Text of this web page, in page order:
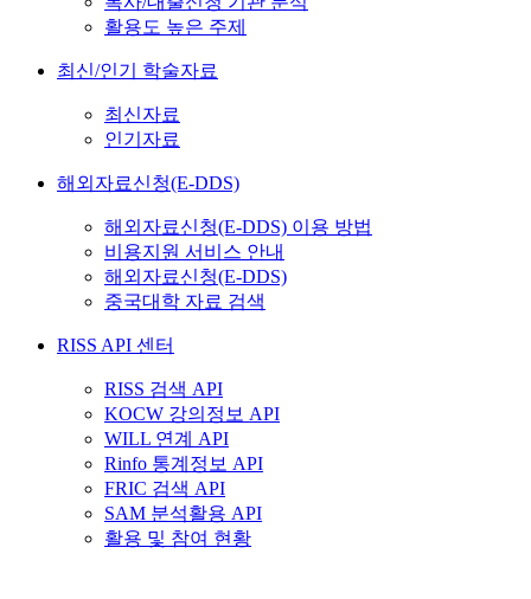
활용도 높은 주제
최신/인기 학술자료
최신자료
인기자료
해외자료신청(E-DDS)
해외자료신청(E-DDS) 이용 방법
비용지원 서비스 안내
해외자료신청(E-DDS)
중국대학 자료 검색
RISS API 센터
RISS 검색 API
KOCW 강의정보 API
WILL 연계 API
Rinfo 통계정보 API
FRIC 검색 API
SAM 분석활용 API
활용 및 참여 현황